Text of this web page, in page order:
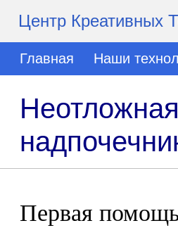
Центр Креативных
Главная Наши
Первая